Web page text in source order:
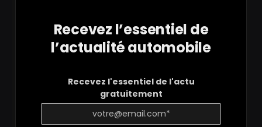
Recevez l’essentiel de
l’actualité automobile
Recevez l'essentiel de l'actu
gratuitement